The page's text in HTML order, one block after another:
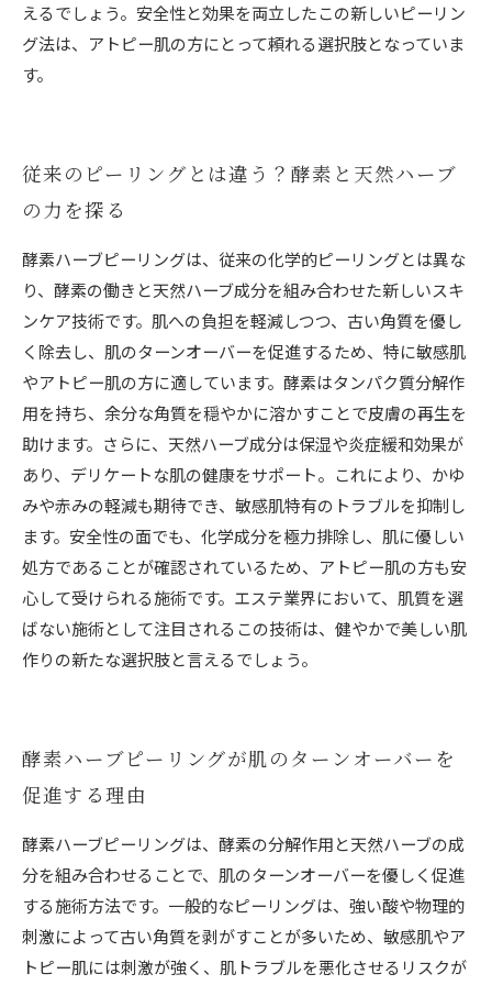
えるでしょう。安全性と効果を両立したこの新しいピーリン
グ法は、アトピー肌の方にとって頼れる選択肢となっていま
す。
従来のピーリングとは違う？酵素と天然ハーブ
の力を探る
酵素ハーブピーリングは、従来の化学的ピーリングとは異な
り、酵素の働きと天然ハーブ成分を組み合わせた新しいスキ
ンケア技術です。肌への負担を軽減しつつ、古い角質を優し
く除去し、肌のターンオーバーを促進するため、特に敏感肌
やアトピー肌の方に適しています。酵素はタンパク質分解作
用を持ち、余分な角質を穏やかに溶かすことで皮膚の再生を
助けます。さらに、天然ハーブ成分は保湿や炎症緩和効果が
あり、デリケートな肌の健康をサポート。これにより、かゆ
みや赤みの軽減も期待でき、敏感肌特有のトラブルを抑制し
ます。安全性の面でも、化学成分を極力排除し、肌に優しい
処方であることが確認されているため、アトピー肌の方も安
心して受けられる施術です。エステ業界において、肌質を選
ばない施術として注目されるこの技術は、健やかで美しい肌
作りの新たな選択肢と言えるでしょう。
酵素ハーブピーリングが肌のターンオーバーを
促進する理由
酵素ハーブピーリングは、酵素の分解作用と天然ハーブの成
分を組み合わせることで、肌のターンオーバーを優しく促進
する施術方法です。一般的なピーリングは、強い酸や物理的
刺激によって古い角質を剥がすことが多いため、敏感肌やア
トピー肌には刺激が強く、肌トラブルを悪化させるリスクが